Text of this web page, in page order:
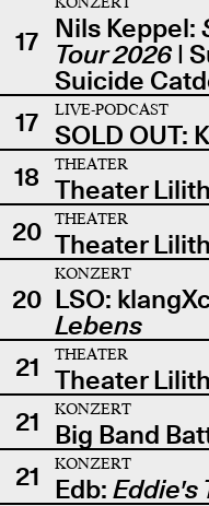
17 Nils Keppel:
Tour 2026|
Suicide
17
LIVE-PODCAST
SOLD OUT:
18
THEATER
Theater
20
THEATER
Theater
20
KONZERT
LSO:
Lebens
21
THEATER
Theater
21
KONZERT
Big Band
21
KONZERT
Edb: Eddie's